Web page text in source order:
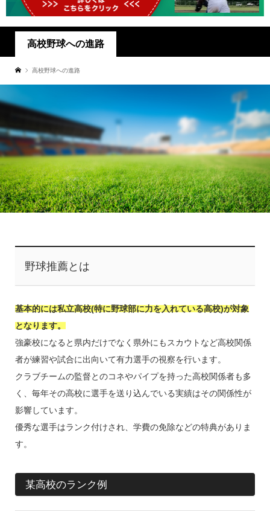
高校野球への進路
高校野球への進路
野球推薦とは
基本的には私立高校(特に野球部に力を入れている高校)が対象
となります。
強豪校になると県内だけでなく県外にもスカウトなど高校関係
者が練習や試合に出向いて有力選手の視察を行います。
クラブチームの監督とのコネやパイプを持った高校関係者も多
く、毎年その高校に選手を送り込んでいる実績はその関係性が
影響しています。
優秀な選手はランク付けされ、学費の免除などの特典がありま
す。
某高校のランク例